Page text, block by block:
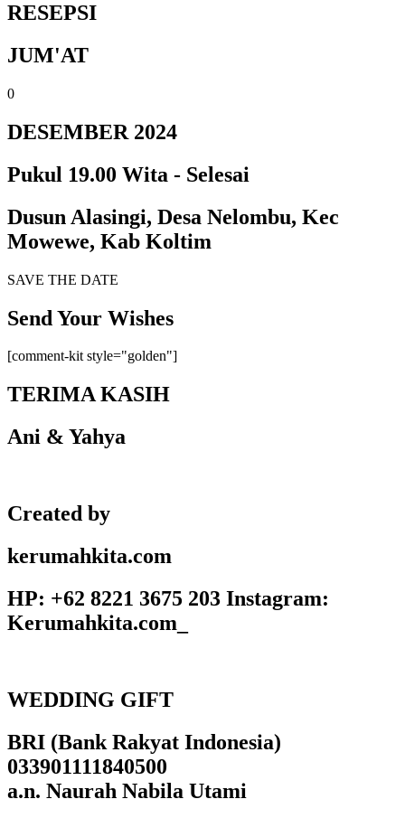
RESEPSI
JUM'AT
0
DESEMBER 2024
Pukul 19.00 Wita - Selesai
Dusun Alasingi, Desa Nelombu, Kec
Mowewe, Kab Koltim
SAVE THE DATE
Send Your Wishes
[comment-kit style="golden"]
TERIMA KASIH
Ani & Yahya
Created by
kerumahkita.com
HP: +62 8221 3675 203 Instagram:
Kerumahkita.com_
WEDDING GIFT
BRI (Bank Rakyat Indonesia)
033901111840500
a.n. Naurah Nabila Utami